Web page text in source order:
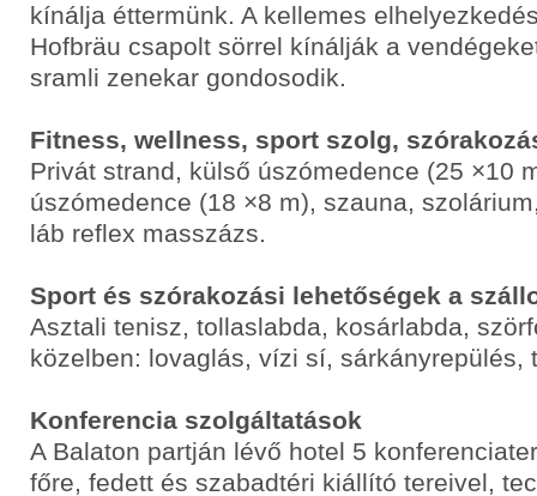
kínálja éttermünk. A kellemes
Hofbräu csapolt sörrel kínálják a
sramli zenekar gondosodik.
Fitness, wellness, sport szolg,
Privát strand, külső úszómedence (25 ×10
úszómedence (18 ×8 m), szauna,
láb reflex masszázs.
Sport és szórakozási lehetőségek a
Asztali tenisz, tollaslabda, kosárlabda,
közelben: lovaglás, vízi sí, sárkányrepülés,
Konferencia szolgáltatások
A Balaton partján lévő hotel 5
főre, fedett és szabadtéri kiállító tereivel,